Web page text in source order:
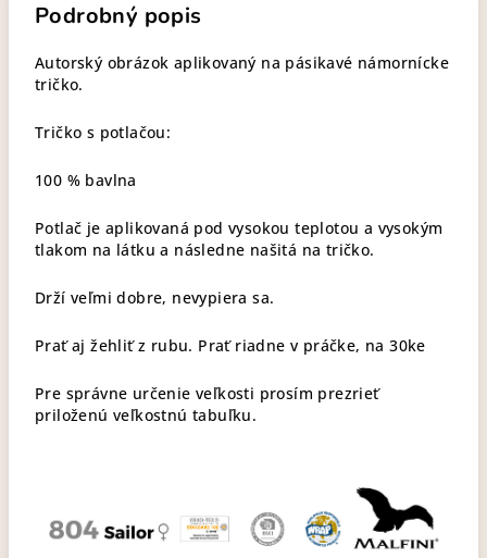
Podrobný popis
Autorský obrázok aplikovaný na pásikavé námornícke
tričko.
Tričko s potlačou:
100 % bavlna
Potlač je aplikovaná pod vysokou teplotou a vysokým
tlakom na látku a následne našitá na tričko.
Drží veľmi dobre, nevypiera sa.
Prať aj žehliť z rubu. Prať riadne v práčke, na 30ke
Pre správne určenie veľkosti prosím prezrieť
priloženú veľkostnú tabuľku.